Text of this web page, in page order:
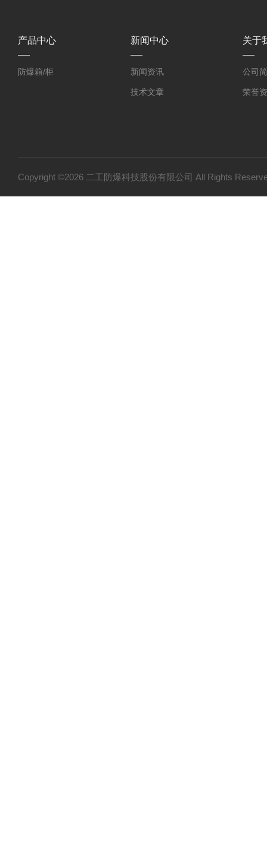
产品中心
防爆箱/柜
新闻中心
新闻资讯
技术文章
关于
公司
荣誉
Copyright ©2026 二工防爆科技股份有限公司 All Rights